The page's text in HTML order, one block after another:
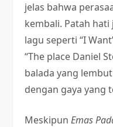
jelas bahwa
kembali. Patah
lagu seperti “I
“The place Daniel
balada yang
dengan gaya yang
MeskipunEmas